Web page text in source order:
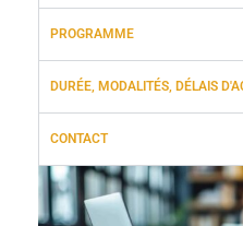
PROGRAMME
DURÉE, MODALITÉS, DÉLAIS
CONTACT